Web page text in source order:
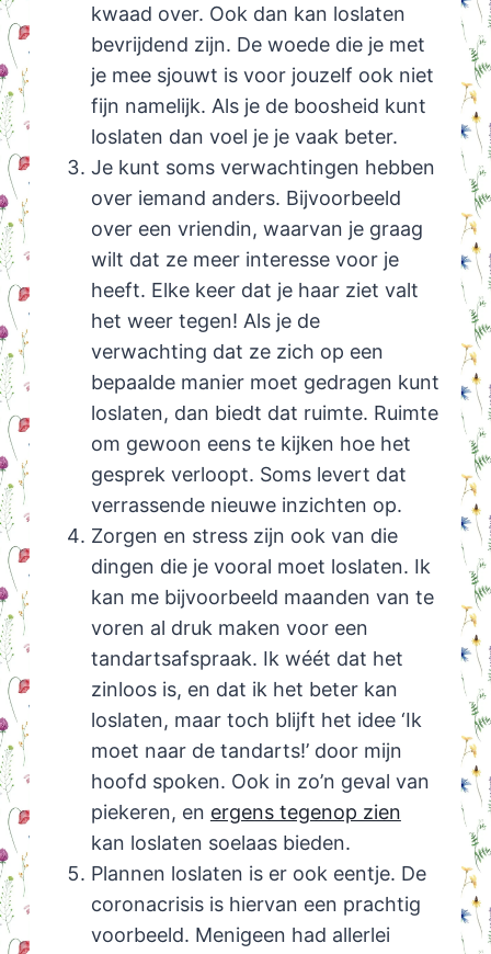
kwaad over. Ook dan kan loslaten
bevrijdend zijn. De woede die je met
je mee sjouwt is voor jouzelf ook niet
fijn namelijk. Als je de boosheid kunt
loslaten dan voel je je vaak beter.
Je kunt soms verwachtingen hebben
over iemand anders. Bijvoorbeeld
over een vriendin, waarvan je graag
wilt dat ze meer interesse voor je
heeft. Elke keer dat je haar ziet valt
het weer tegen! Als je de
verwachting dat ze zich op een
bepaalde manier moet gedragen kunt
loslaten, dan biedt dat ruimte. Ruimte
om gewoon eens te kijken hoe het
gesprek verloopt. Soms levert dat
verrassende nieuwe inzichten op.
Zorgen en stress zijn ook van die
dingen die je vooral moet loslaten. Ik
kan me bijvoorbeeld maanden van te
voren al druk maken voor een
tandartsafspraak. Ik wéét dat het
zinloos is, en dat ik het beter kan
loslaten, maar toch blijft het idee ‘Ik
moet naar de tandarts!’ door mijn
hoofd spoken. Ook in zo’n geval van
piekeren, en ergens tegenop zien
kan loslaten soelaas bieden.
Plannen loslaten is er ook eentje. De
coronacrisis is hiervan een prachtig
voorbeeld. Menigeen had allerlei